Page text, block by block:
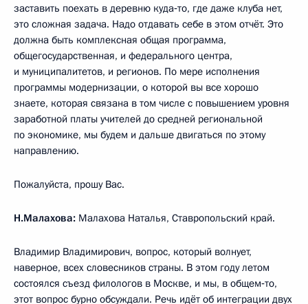
заставить поехать в деревню куда‑то, где даже клуба нет,
это сложная задача. Надо отдавать себе в этом отчёт. Это
должна быть комплексная общая программа,
общегосударственная, и федерального центра,
и муниципалитетов, и регионов. По мере исполнения
программы модернизации, о которой вы все хорошо
знаете, которая связана в том числе с повышением уровня
заработной платы учителей до средней региональной
по экономике, мы будем и дальше двигаться по этому
направлению.
Пожалуйста, прошу Вас.
Н.Малахова: Малахова Наталья, Ставропольский край.
Владимир Владимирович, вопрос, который волнует,
наверное, всех словесников страны. В этом году летом
состоялся съезд филологов в Москве, и мы, в общем‑то,
этот вопрос бурно обсуждали. Речь идёт об интеграции двух